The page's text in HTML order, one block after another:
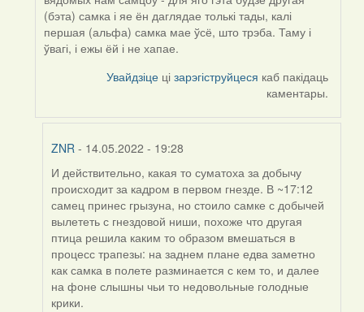
(бэта) самка і яе ён даглядае толькі тады, калі
першая (альфа) самка мае ўсё, што трэба. Таму і
ўвагі, і ежы ёй і не хапае.
Увайдзіце цізарэгіструйцеся каб пакідаць
каментары.
ZNR - 14.05.2022 - 19:28
In
reply
to
by
Harrier
И действительно, какая то суматоха за добычу
происходит за кадром в первом гнезде. В ~17:12
самец принес грызуна, но стоило самке с добычей
вылететь с гнездовой ниши, похоже что другая
птица решила каким то образом вмешаться в
процесс трапезы: на заднем плане едва заметно
как самка в полете разминается с кем то, и далее
на фоне слышны чьи то недовольные голодные
крики.